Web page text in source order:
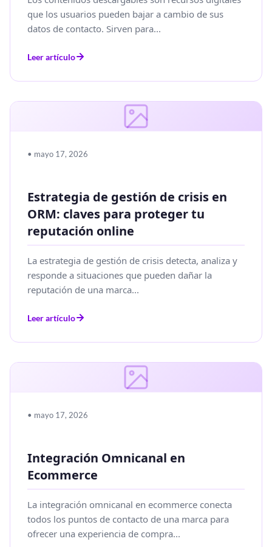
que los usuarios pueden bajar a cambio de sus
datos de contacto. Sirven para...
Leer artículo
• mayo 17, 2026
Estrategia de gestión de crisis en
ORM: claves para proteger tu
reputación online
La estrategia de gestión de crisis detecta, analiza y
responde a situaciones que pueden dañar la
reputación de una marca...
Leer artículo
• mayo 17, 2026
Integración Omnicanal en
Ecommerce
La integración omnicanal en ecommerce conecta
todos los puntos de contacto de una marca para
ofrecer una experiencia de compra...